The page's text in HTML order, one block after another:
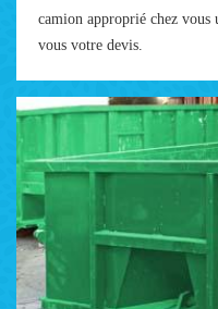
camion approprié chez vous
vous votre devis.